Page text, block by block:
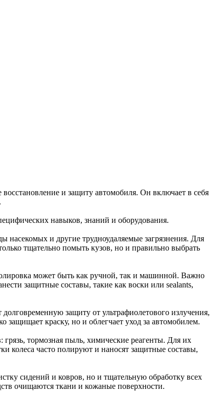
и защиту автомобиля. Он включает в себя
навыков, знаний и оборудования.
насекомых и другие трудноудаляемые загрязнения. Для
тщательно помыть кузов, но и правильно выбрать
может быть как ручной, так и машинной. Важно
защитные составы, такие как воски или sealants,
защиту от ультрафиолетового излучения,
краску, но и облегчает уход за автомобилем.
тормозная пыль, химические реагенты. Для их
колеса часто полируют и наносят защитные составы,
сидений и ковров, но и тщательную обработку всех
очищаются ткани и кожаные поверхности.